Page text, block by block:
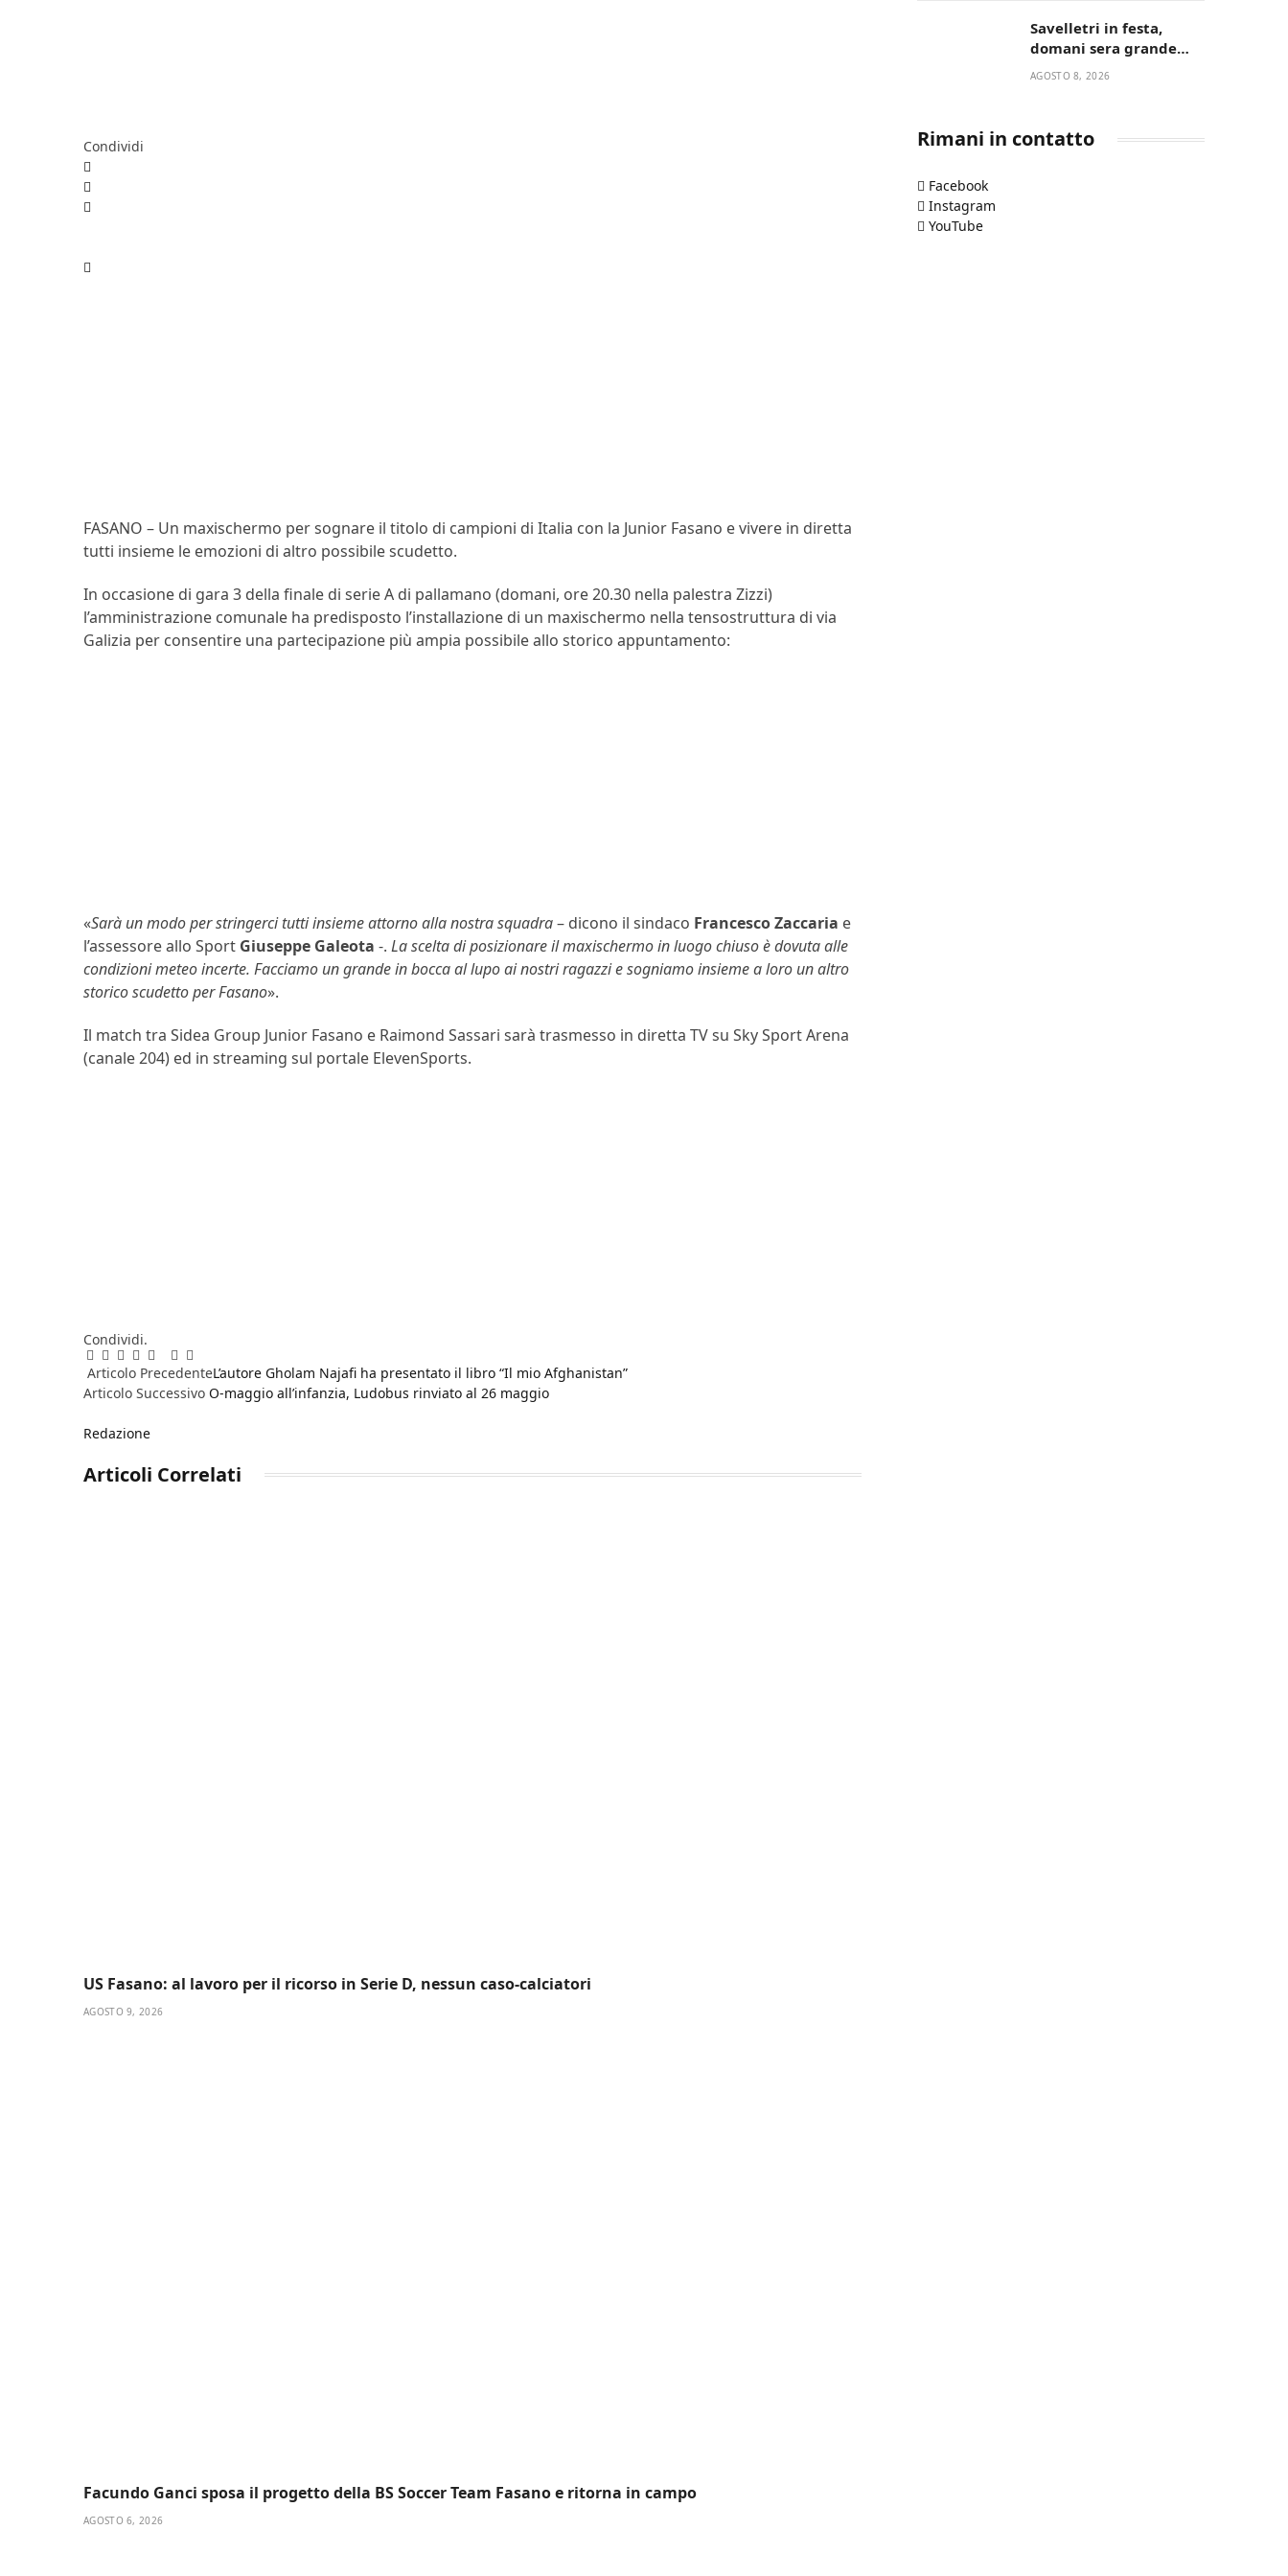
Condividi
FASANO – Un maxischermo per sognare il titolo di campioni di Italia con la Junior Fasano e vivere in diretta
tutti insieme le emozioni di altro possibile scudetto.
In occasione di gara 3 della finale di serie A di pallamano (domani, ore 20.30 nella palestra Zizzi)
l’amministrazione comunale ha predisposto l’installazione di un maxischermo nella tensostruttura di via
Galizia per consentire una partecipazione più ampia possibile allo storico appuntamento:
«Sarà un modo per stringerci tutti insieme attorno alla nostra squadra– dicono il sindaco Francesco Zaccaria e
l’assessore allo Sport Giuseppe Galeota -. La scelta di posizionare il maxischermo in luogo chiuso è dovuta alle
condizioni meteo incerte. Facciamo un grande in bocca al lupo ai nostri ragazzi e sogniamo insieme a loro un altro
storico scudetto per Fasano».
Il match tra Sidea Group Junior Fasano e Raimond Sassari sarà trasmesso in diretta TV su Sky Sport Arena
(canale 204) ed in streaming sul portale ElevenSports.
Condividi.
Facebook
Twitter
Pinterest
LinkedIn
RedditWhatsApp
Telegram
Email
Articolo PrecedenteL’autore Gholam Najafi ha presentato il libro “Il mio Afghanistan”
Articolo Successivo O-maggio all’infanzia, Ludobus rinviato al 26 maggio
Redazione
Articoli Correlati
US Fasano: al lavoro per il ricorso in Serie D, nessun caso-calciatori
AGOSTO 9, 2026
Facundo Ganci sposa il progetto della BS Soccer Team Fasano e ritorna in campo
AGOSTO 6, 2026
Savelletri in festa,
domani sera grande
spettacolo con Uccio De
AGOSTO 8, 2026
Rimani in contatto
Facebook
Instagram
YouTube